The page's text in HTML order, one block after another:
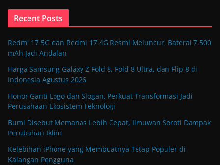
Recent Posts
Redmi 17 5G dan Redmi 17 4G Resmi Meluncur, Baterai 7.500
mAh Jadi Andalan
Harga Samsung Galaxy Z Fold 8, Fold 8 Ultra, dan Flip 8 di
Indonesia Agustus 2026
Honor Ganti Logo dan Slogan, Perkuat Transformasi Jadi
Perusahaan Ekosistem Teknologi
Bumi Disebut Memanas Lebih Cepat, Ilmuwan Soroti Dampak
Perubahan Iklim
Kelebihan iPhone yang Membuatnya Tetap Populer di
Kalangan Pengguna